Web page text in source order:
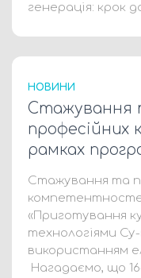
генерація: крок
НОВИНИ
Стажування
рамках
Стажування та
«Приготування
технологіями Су-
використанням
Нагадаємо, що